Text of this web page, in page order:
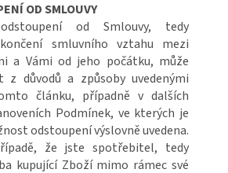
OD SMLOUVY
od Smlouvy, tedy
smluvního vztahu mezi
a Vámi od jeho počátku, může
z důvodů a způsoby uvedenými
článku, případně v dalších
Podmínek, ve kterých je
odstoupení výslovně uvedena.
že jste spotřebitel, tedy
kupující Zboží mimo rámec své